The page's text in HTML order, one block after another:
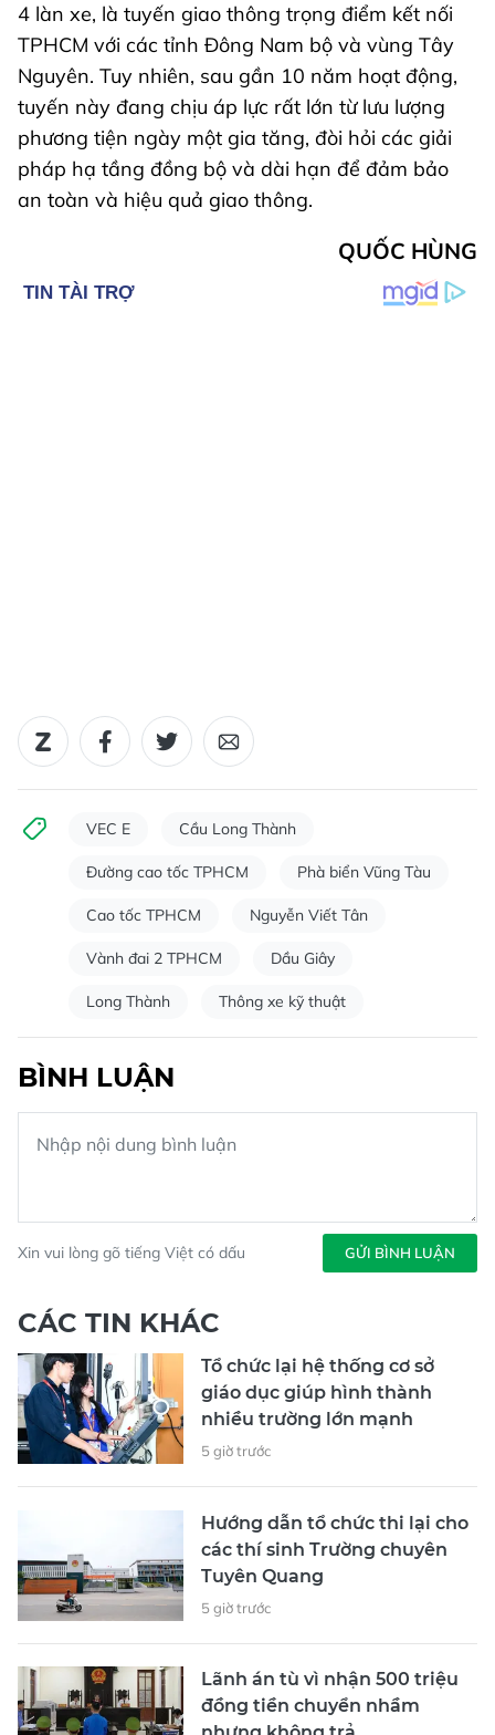
4 làn xe, là tuyến giao thông trọng điểm kết nối
TPHCM với các tỉnh Đông Nam bộ và vùng Tây
Nguyên. Tuy nhiên, sau gần 10 năm hoạt động,
tuyến này đang chịu áp lực rất lớn từ lưu lượng
phương tiện ngày một gia tăng, đòi hỏi các giải
pháp hạ tầng đồng bộ và dài hạn để đảm bảo
an toàn và hiệu quả giao thông.
QUỐC HÙNG
VEC E Cầu Long Thành
Đường cao tốc TPHCM Phà biển Vũng Tàu
Cao tốc TPHCM Nguyễn Viết Tân
Vành đai 2 TPHCM Dầu Giây
Long Thành Thông xe kỹ thuật
BÌNH LUẬN
Xin vui lòng gõ tiếng Việt có dấu GỬI BÌNH LUẬN
CÁC TIN KHÁC
Tổ chức lại hệ thống cơ sở
giáo dục giúp hình thành
nhiều trường lớn mạnh
5 giờ trước
Hướng dẫn tổ chức thi lại cho
các thí sinh Trường chuyên
Tuyên Quang
5 giờ trước
Lãnh án tù vì nhận 500 triệu
đồng tiền chuyển nhầm